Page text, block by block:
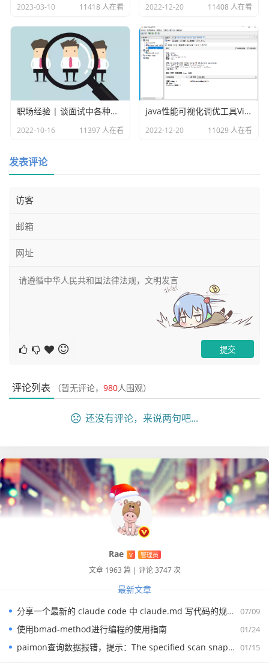
这里假设我们上传一个超过100K的文件，这里我们准备一个
aaa.txt的文件
上传看看
可以看到上传报错了，上传不上去。
为在hdfs上我们会存储大量的数据，如果没有配额管理，那
么很容易把所有空间给占完，导致别人无法对数据进行存
产上，我们可以让每一个账号技能操作某一个目录，然后对
这个目录进行限额配置。
真正的成长, 源于内心的觉醒和不懈的努力, 你的信念
2023-03-10 11418 人在看 2022-12-20 11408 人在看
职场经验 | 谈面试中各种各样的坑
2022-10-16 11397 人在看
java性能可视化调优工具VisualVM
2022-12-20 11029 人在看
发表评论
评论列表 （暂无评论， 980人围观）
还没有评论，来说两句吧...
Rae V 管理员
文章 1963 篇 | 评论 3747 次
最新文章
07/09
分享一个最新的 claude code 中 claude.md 写代码的规约文件
01/24
使用bmad-method进行编程的使用指南
01/15
paimon查询数据报错，提示：The specified scan snapshotId 15845 is out of available snapshotId range [17875, 178